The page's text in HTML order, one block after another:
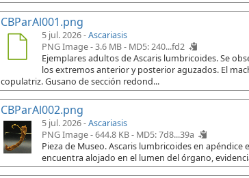
CBParAl001.png
5 jul. 2026 -Ascariasis
PNG Image - 3.6 MB - MD5: 240...fd2
Ejemplares adultos de Ascaris lumbricoides. Se
los extremos anterior y posterior aguzados. El
copulatriz. Gusano de sección redond...
CBParAl002.png
5 jul. 2026 -Ascariasis
PNG Image - 644.8 KB - MD5: 7d8...39a
Pieza de Museo. Ascaris lumbricoides en
encuentra alojado en el lumen del órgano,